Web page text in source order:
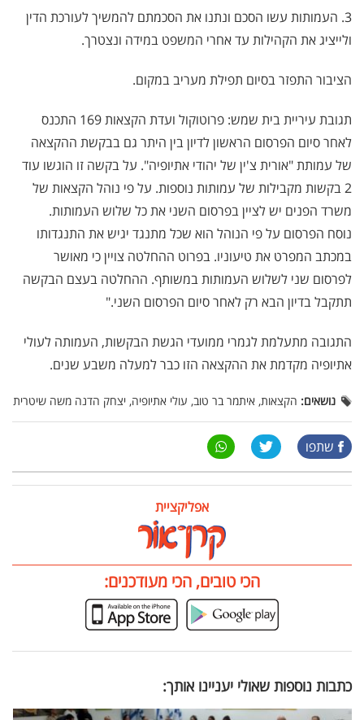
3. העמותות עשו הסכם ונתנו את הסכמתם להמשיך לעורכת הדין
ולייציג את הקהילות עד אחרי המשפט במידה ונצטרך.
הציבור התפזר בסיום תפילת מעריב במקום.
תגובת עיריית בית שמש: פרוטוקול ועדת הקצאות 169 התכנס
לאחר סיום הפרסום הראשון לדיון בין היתר גם בבקשת ההקצאה
של עמותת "אורית צ'ין של יהודי אתיופיה". על בקשה זו הוגשו עוד
2 בקשות מקבילות של עמותות נוספות. על פי נוהל הקצאות של
משרד הפנים יש לציין בפרסום השני את כל שלוש העמותות.
נוסח הפרסום על פי הנוהל הוא שכל מתנגד יגיש את התנגדותו
במכתב המפרט את טיעוניו. בפרוט ההחלטה צויין כי מאושר
לפרסום שני לשלוש העמותות במשותף. ההחלטה בעצם הבקשה
תתקבל בדיון הבא רק לאחר סיום הפרסום השני."
התגובה מתעלמת לגמרי ממועדי הגשת הבקשות, העמותה לעולי
אתיופיה מקדמת את ההקצאה הזו כבר למעלה משבע שנים.
נושאים: הקצאות, איתמר בר טוב, עולי אתיופיה, יצחק הדנה משה שיטרית
שתפו
אפליקציית
הכי טובים, הכי מעודכנים:
כתבות נוספות שאולי יעניינו אותך: